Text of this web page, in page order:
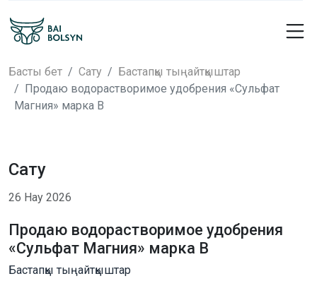
Басты бет Сату
Бастапқы тыңайтқыштар
Продаю водорастворимое удобрения «Сульфат
Магния» марка В
Сату
26 Нау 2026
Продаю водорастворимое удобрения
«Сульфат Магния» марка В
Бастапқы тыңайтқыштар